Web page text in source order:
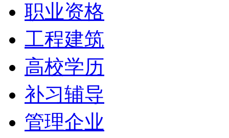
职业资格
工程建筑
高校学历
补习辅导
管理企业